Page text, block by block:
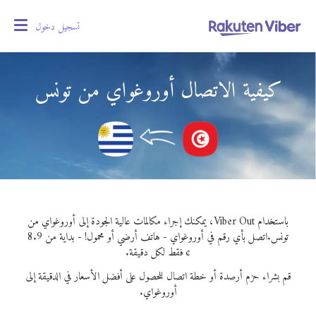
تسجيل دخول
كيفية الاتصال أوروغواي من تونس
باستخدام Viber Out، يمكنك إجراء مكالمات عالية الجودة إلى أوروغواي من
تونس.
اتصل بأي رقم في أوروغواي - هاتف أرضي أو محمول! - بداية من 8.9
¢ فقط لكل دقيقة.
قم بشراء حزم أرصدة أو خطة اتصال للحصول على أفضل الأسعار في الدقيقة إلى
أوروغواي.